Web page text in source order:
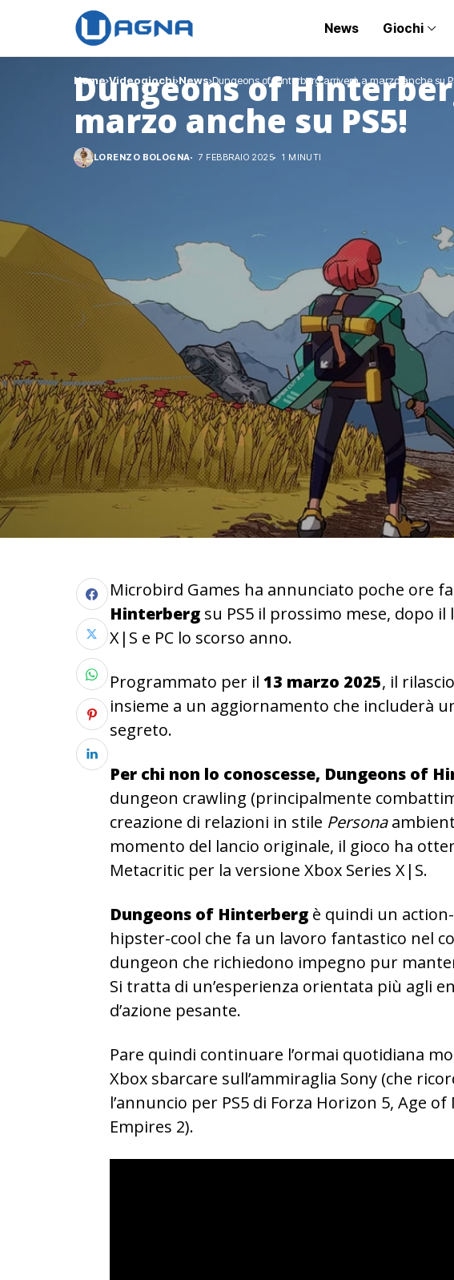
News Giochi
Home Videogiochi News Dungeons of Hinterberg arriverà a marzo anche su
Dungeons of
marzo anche su PS5!
LORENZO BOLOGNA 7 FEBBRAIO 2025 1 MINUTI
Microbird Games ha annunciato poche ore
Hinterberg su PS5 il prossimo mese, dopo
X|S e PC lo scorso anno.
Programmato per il 13 marzo 2025, il
insieme a un aggiornamento che includerà
segreto.
Per chi non lo conoscesse, Dungeons of
dungeon crawling (principalmente
creazione di relazioni in stile Persona
momento del lancio originale, il gioco ha
Metacritic per la versione Xbox Series X|S.
Dungeons of Hinterberg è quindi un
hipster-cool che fa un lavoro fantastico nel
dungeon che richiedono impegno pur
Si tratta di un’esperienza orientata più agli
d’azione pesante.
Pare quindi continuare l’ormai quotidiana
Xbox sbarcare sull’ammiraglia Sony (che
l’annuncio per PS5 di Forza Horizon 5, Age
Empires 2).